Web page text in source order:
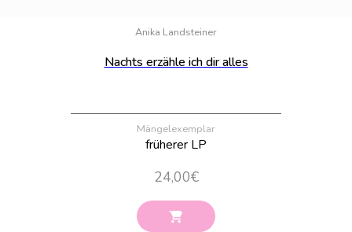
Anika Landsteiner
Nachts erzähle ich dir alles
Mängelexemplar
früherer LP
24,00€